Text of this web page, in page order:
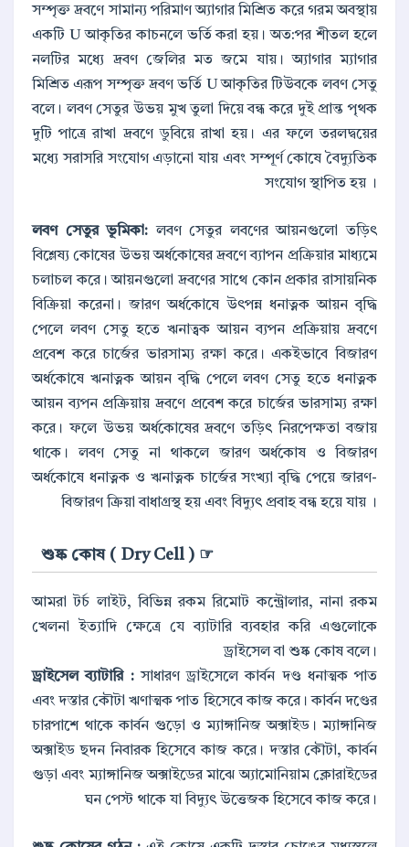
সম্পৃক্ত দ্রবণে সামান্য পরিমাণ অ্যাগার মিশ্রিত করে গরম অবস্থায়
একটি U আকৃতির কাচনলে ভর্তি করা হয়। অত:পর শীতল হলে
নলটির মধ্যে দ্রবণ জেলির মত জমে যায়। অ্যাগার ম্যাগার
মিশ্রিত এরূপ সম্পৃক্ত দ্রবণ ভর্তি U আকৃতির টিউবকে লবণ সেতু
বলে। লবণ সেতুর উভয় মুখ তুলা দিয়ে বন্ধ করে দুই প্রান্ত পৃথক
দুটি পাত্রে রাখা দ্রবণে ডুবিয়ে রাখা হয়। এর ফলে তরলদ্বয়ের
মধ্যে সরাসরি সংযোগ এড়ানো যায় এবং সম্পূর্ণ কোষে বৈদ্যুতিক
সংযোগ স্থাপিত হয় ।
লবণ সেতুর ভূমিকা:লবণ সেতুর লবণের আয়নগুলো তড়িৎ
বিশ্লেষ্য কোষের উভয় অর্ধকোষের দ্রবণে ব্যাপন প্রক্রিয়ার মাধ্যমে
চলাচল করে। আয়নগুলো দ্রবণের সাথে কোন প্রকার রাসায়নিক
বিক্রিয়া করেনা। জারণ অর্ধকোষে উৎপন্ন ধনাত্নক আয়ন বৃদ্ধি
পেলে লবণ সেতু হতে ঋনাত্বক আয়ন ব্যপন প্রক্রিয়ায় দ্রবণে
প্রবেশ করে চার্জের ভারসাম্য রক্ষা করে। একইভাবে বিজারণ
অর্ধকোষে ঋনাত্নক আয়ন বৃদ্ধি পেলে লবণ সেতু হতে ধনাত্নক
আয়ন ব্যপন প্রক্রিয়ায় দ্রবণে প্রবেশ করে চার্জের ভারসাম্য রক্ষা
করে। ফলে উভয় অর্ধকোষের দ্রবণে তড়িৎ নিরপেক্ষতা বজায়
থাকে। লবণ সেতু না থাকলে জারণ অর্ধকোষ ও বিজারণ
অর্ধকোষে ধনাত্নক ও ঋনাত্নক চার্জের সংখ্যা বৃদ্ধি পেয়ে জারণ-
বিজারণ ক্রিয়া বাধাগ্রস্থ হয় এবং বিদ্যুৎ প্রবাহ বন্ধ হয়ে যায় ।
☞ শুষ্ক কোষ ( Dry Cell )
আমরা টর্চ লাইট, বিভিন্ন রকম রিমোট কন্ট্রোলার, নানা রকম
খেলনা ইত্যাদি ক্ষেত্রে যে ব্যাটারি ব্যবহার করি এগুলোকে
ড্রাইসেল বা শুষ্ক কোষ বলে।
ড্রাইসেল ব্যাটারি :সাধারণ ড্রাইসেলে কার্বন দণ্ড ধনাত্মক পাত
এবং দস্তার কৌটা ঋণাত্মক পাত হিসেবে কাজ করে। কার্বন দণ্ডের
চারপাশে থাকে কার্বন গুড়ো ও ম্যাঙ্গানিজ অক্সাইড। ম্যাঙ্গানিজ
অক্সাইড ছদন নিবারক হিসেবে কাজ করে। দস্তার কৌটা, কার্বন
গুড়া এবং ম্যাঙ্গানিজ অক্সাইডের মাঝে অ্যামোনিয়াম ক্লোরাইডের
ঘন পেস্ট থাকে যা বিদ্যুৎ উত্তেজক হিসেবে কাজ করে।